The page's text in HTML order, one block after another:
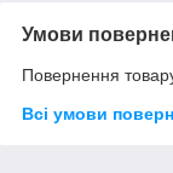
Умови
Повернення
Всі умови